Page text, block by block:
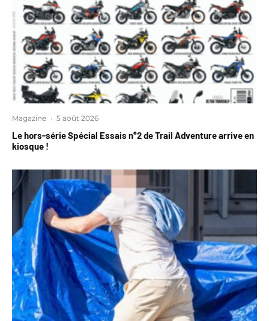
Magazine · 5 août 2026
Le hors-série Spécial Essais n°2 de Trail Adventure arrive en
kiosque !